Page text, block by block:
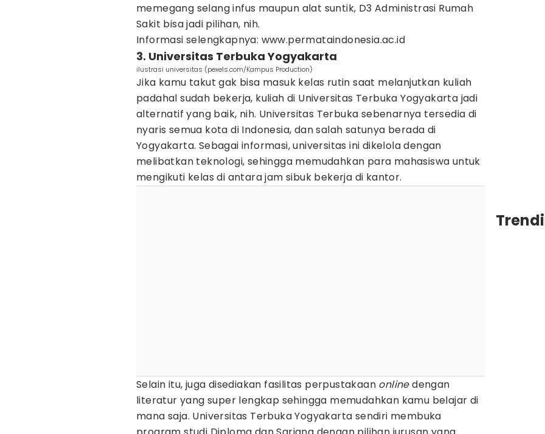
memegang selang infus maupun alat suntik, D3 Administrasi Rumah
Sakit bisa jadi pilihan, nih.
Informasi selengkapnya: www.permataindonesia.ac.id
3. Universitas Terbuka Yogyakarta
ilustrasi universitas (pexels.com/Kampus Production)
Jika kamu takut gak bisa masuk kelas rutin saat melanjutkan kuliah
padahal sudah bekerja, kuliah di Universitas Terbuka Yogyakarta jadi
alternatif yang baik, nih. Universitas Terbuka sebenarnya tersedia di
nyaris semua kota di Indonesia, dan salah satunya berada di
Yogyakarta. Sebagai informasi, universitas ini dikelola dengan
melibatkan teknologi, sehingga memudahkan para mahasiswa untuk
mengikuti kelas di antara jam sibuk bekerja di kantor.
Selain itu, juga disediakan fasilitas perpustakaan onlinedengan
literatur yang super lengkap sehingga memudahkan kamu belajar di
mana saja. Universitas Terbuka Yogyakarta sendiri membuka